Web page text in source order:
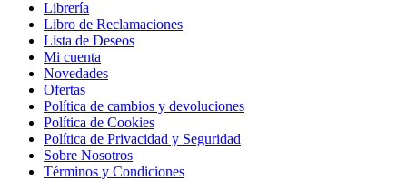
Librería
Libro de Reclamaciones
Lista de Deseos
Mi cuenta
Novedades
Ofertas
Política de cambios y devoluciones
Política de Cookies
Política de Privacidad y Seguridad
Sobre Nosotros
Términos y Condiciones